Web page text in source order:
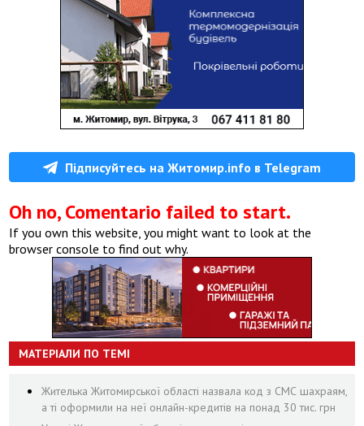
Підписуйтесь на Житомир.info в Telegram
Oh no, Comentario failed to start.
If you own this website, you might want to look at the
browser console to find out why.
МАТЕРІАЛИ ПО ТЕМІ
Жителька Житомирської області назвала код з СМС шахраям,
а ті оформили на неї онлайн-кредитів на понад 30 тис. грн